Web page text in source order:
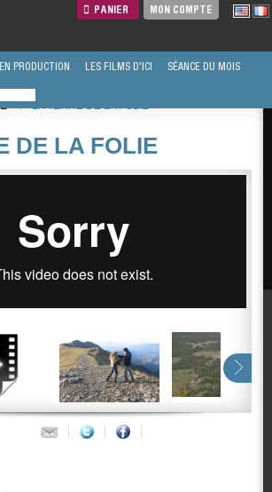
PANIER MON COMPTE
EN PRODUCTION LES FILMS D'ICI SÉANCE DU MOIS
/ LA TERRE DE LA FOLIE
DE LA FOLIE